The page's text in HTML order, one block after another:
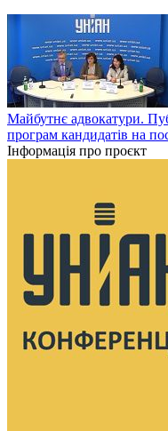
Майбутнє адвокатури.
програм кандидатів на
Інформація про проєкт